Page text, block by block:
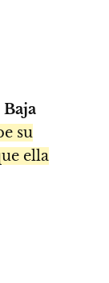
Baja
su
ella